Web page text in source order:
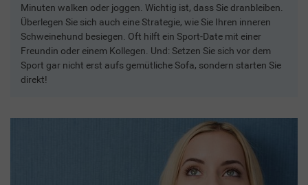
Minuten walken oder joggen. Wichtig ist, dass Sie dranbleiben.
Überlegen Sie sich auch eine Strategie, wie Sie Ihren inneren
Schweinehund besiegen. Oft hilft ein Sport-Date mit einer
Freundin oder einem Kollegen. Und: Setzen Sie sich vor dem
Sport gar nicht erst aufs gemütliche Sofa, sondern starten Sie
direkt!